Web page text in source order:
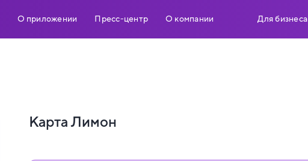
О приложении Пресс-центр О компании Для бизнеса
Карта Лимон